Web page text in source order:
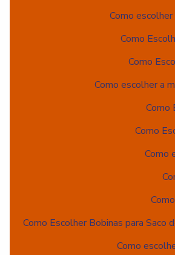
Como
Como
Como
Como escolher a
Como
Como
Como
Como Escolher Bobinas para Saco
Como